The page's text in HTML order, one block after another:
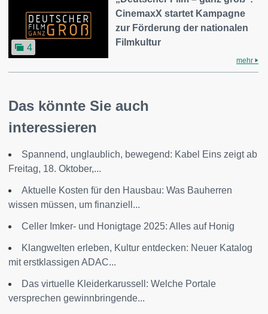
4
CinemaxX startet Kampagne
zur Förderung der nationalen
Filmkultur
mehr
Das könnte Sie auch
interessieren
Spannend, unglaublich, bewegend: Kabel Eins zeigt ab
Freitag, 18. Oktober,...
Aktuelle Kosten für den Hausbau: Was Bauherren
wissen müssen, um finanziell...
Celler Imker- und Honigtage 2025: Alles auf Honig
Klangwelten erleben, Kultur entdecken: Neuer Katalog
mit erstklassigen ADAC...
Das virtuelle Kleiderkarussell: Welche Portale
versprechen gewinnbringende...